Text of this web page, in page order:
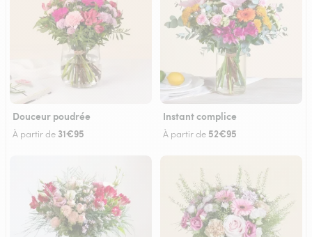
Douceur poudrée
À partir de 31€95
Instant complice
À partir de 52€95